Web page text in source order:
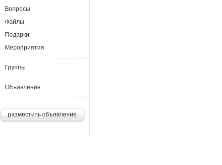
Вопросы
Файлы
Подарки
Мероприятия
Группы
Объявления
разместить объявление